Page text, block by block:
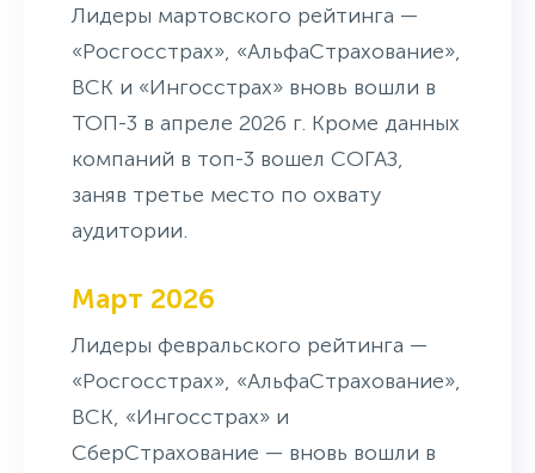
Лидеры мартовского рейтинга —
«Росгосстрах», «АльфаСтрахование»,
ВСК и «Ингосстрах» вновь вошли в
ТОП-3 в апреле 2026 г. Кроме данных
компаний в топ-3 вошел СОГАЗ,
заняв третье место по охвату
аудитории.
Март 2026
Лидеры февральского рейтинга —
«Росгосстрах», «АльфаСтрахование»,
ВСК, «Ингосстрах» и
СберСтрахование — вновь вошли в